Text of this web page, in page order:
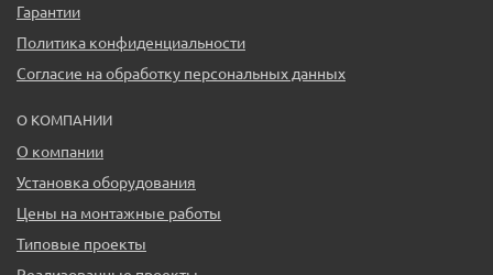
Гарантии
Политика конфиденциальности
Согласие на обработку персональных данных
О КОМПАНИИ
О компании
Установка оборудования
Цены на монтажные работы
Типовые проекты